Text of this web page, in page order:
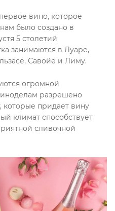
вино, которое
было создано в
5 столетий
занимаются в Луаре,
Савойе и Лиму.
огромной
разрешено
которые придает вину
климат способствует
сливочной